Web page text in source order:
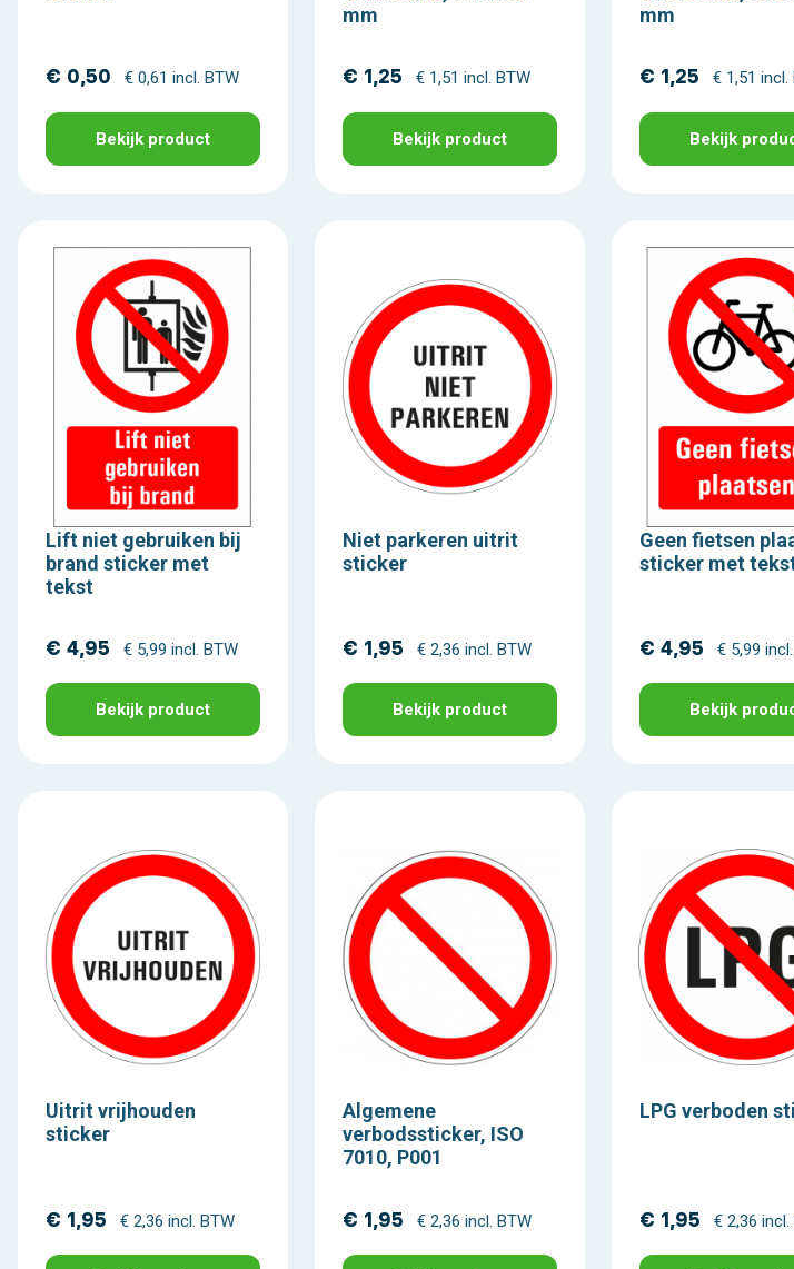
€ 0,50 € 0,61 incl. BTW
Bekijk product
mm
€ 1,25 € 1,51 incl. BTW
Bekijk product
mm
€ 1,25 € 1,51 incl.
Bekijk
Lift niet gebruiken bij
brand sticker met
tekst
€ 4,95 € 5,99 incl. BTW
Bekijk product
Niet parkeren uitrit
sticker
€ 1,95 € 2,36 incl. BTW
Bekijk product
Geen fietsen
sticker met
€ 4,95 € 5,99
Bekijk
Uitrit vrijhouden
sticker
€ 1,95 € 2,36 incl. BTW
Algemene
verbodssticker, ISO
7010, P001
€ 1,95 € 2,36 incl. BTW
LPG verboden
€ 1,95 € 2,36 incl.